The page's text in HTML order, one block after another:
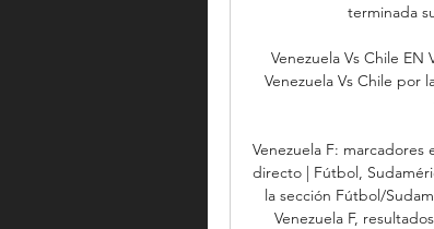
terminada
Venezuela Vs Chile
Venezuela Vs Chile por
Venezuela F: marcadores
directo | Fútbol,
la sección Fútbol/
Venezuela F,